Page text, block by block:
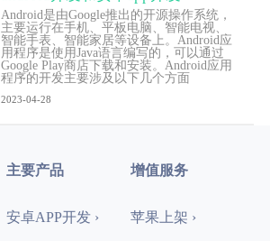
Android是由Google推出的开源操作系统，
主要运行在手机、平板电脑、智能电视、
智能手表、智能家居等设备上。Android应
用程序是使用Java语言编写的，可以通过
Google Play商店下载和安装。Android应用
程序的开发主要涉及以下几个方面
2023-04-28
主要产品
安卓APP开发 ›
增值服务
苹果上架 ›